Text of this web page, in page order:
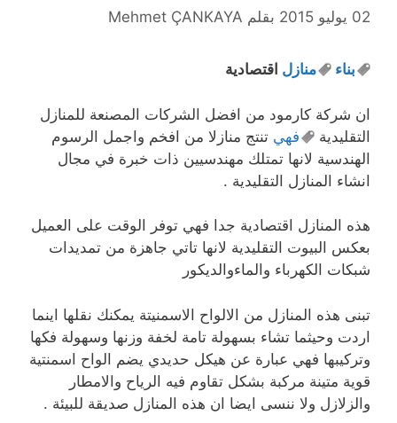
02 يوليو 2015 بقلم Mehmet ÇANKAYA
بناء منازلاقتصادية
ان شركة كارمود من افضل الشركات المصنعة للمنازل
التقليدية
فهي تنتج منازلا من افخم واجمل الرسوم
الهندسية لانها تمتلك مهندسيين ذات خبرة في مجال
انشاء المنازل التقليدية .
هذه المنازل اقتصادية جدا فهي توفر الوقت على العميل
بعكس البيوت التقليدية لانها تاتي جاهزة من تمديدات
شبكات الكهرباء والماءوالديكور
تبنى هذه المنازل من الالواح الاسمنيتة يمكنك نقلها اينما
اردت وحيثما تشاء بسهولة تامة لخفة وزنها وسهولة فكها
وتركيبها فهي عبارة عن هيكل حديدي يضم الواح اسمنتية
قوية متينة مركبة بشكل تقاوم فيه الرياح والامطار
والزلازل ولا ننسى ايضا ان هذه المنازل صديقة للبيئة .